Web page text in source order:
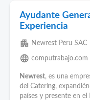
Ayudante
Experiencia
apartment Newrest Peru SAC
language computrabajo.com
Newrest, es una
del Catering,
países y presente en